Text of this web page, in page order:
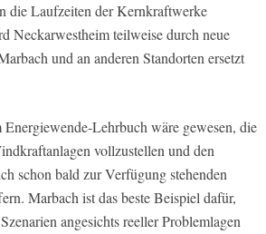
die Laufzeiten der Kernkraftwerke
Neckarwestheim teilweise durch neue
und an anderen Standorten ersetzt
Lehrbuch wäre gewesen, die
vollzustellen und den
schon bald zur Verfügung stehenden
Marbach ist das beste Beispiel dafür,
angesichts reeller Problemlagen